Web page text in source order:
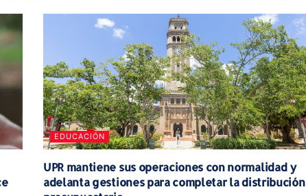
EDUCACIÓN
UPR mantiene sus operaciones con normalidad y
adelanta gestiones para completar la distribución